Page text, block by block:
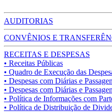
AUDITORIAS
CONVÊNIOS E
RECEITAS E DESPESAS
• Receitas Públicas
• Quadro de Execução das
• Despesas com Diárias e
• Despesas com Diárias e
• Política de Informações com
• Política de Distribuição de